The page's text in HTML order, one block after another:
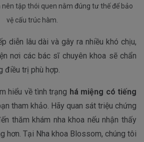
nên tập thói quen nằm đúng tư thế để bảo
vệ cấu trúc hàm.
diễn lâu dài và gây ra nhiều khó chịu,
nơi các bác sĩ chuyên khoa sẽ chẩn
điều trị phù hợp.
hiểu về tình trạng há miệng có tiếng
tham khảo. Hãy quan sát triệu chứng
thăm khám nha khoa nếu nhận thấy
hơn. Tại Nha khoa Blossom, chúng tôi